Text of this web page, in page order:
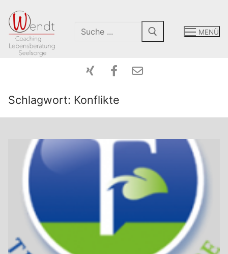
MENÜ
Mein Angebot
Coaching
Intensiv-Tage
Paarberatung
Workshops Vorträge Seminare
Peergroup
Über Mich
Kontakt
Termine
Schlagwort: Konflikte